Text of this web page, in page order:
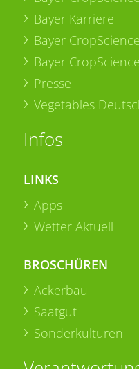
Bayer Karriere
Bayer
Bayer
Presse
Vegetables
Infos
LINKS
Apps
Wetter Aktuell
BROSCHÜREN
Ackerbau
Saatgut
Sonderkulturen